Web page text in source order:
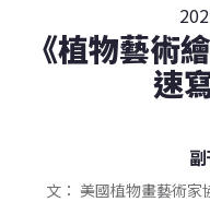
《植物藝術
速
文： 美國植物畫藝術家